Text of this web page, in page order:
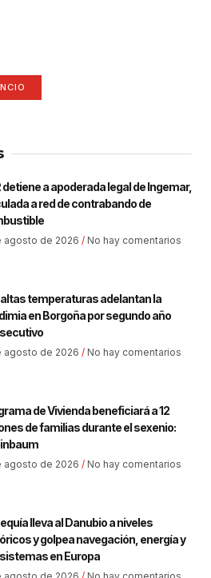
detiene a apoderada legal de Ingemar,
a red de contrabando de
agosto de 2026 No hay comentarios
temperaturas adelantan la
en Borgoña por segundo año
agosto de 2026 No hay comentarios
de Vivienda beneficiará a 12
de familias durante el sexenio:
agosto de 2026 No hay comentarios
lleva al Danubio a niveles
y golpea navegación, energía y
en Europa